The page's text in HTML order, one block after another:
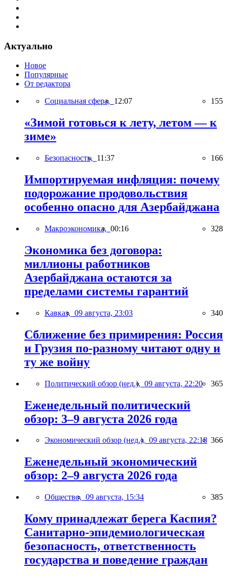
Актуально
Новое
Популярные
От редактора
Социальная сфера, 12:07 155
«Зимой готовься к лету, летом — к
зиме»
Безопасность, 11:37 166
Импортируемая инфляция: почему
подорожание продовольствия
особенно опасно для Азербайджана
Макроэкономика, 00:16 328
Экономика без договора:
миллионы работников
Азербайджана остаются за
пределами системы гарантий
Кавказ, 09 августа, 23:03 340
Сближение без примирения: Россия
и Грузия по-разному читают одну и
ту же войну
Политический обзор (нед.), 09 августа, 22:20 365
Еженедельный политический
обзор: 3–9 августа 2026 года
Экономический обзор (нед.), 09 августа, 22:18 366
Еженедельный экономический
обзор: 2–9 августа 2026 года
Общество, 09 августа, 15:34 385
Кому принадлежат берега Каспия?
Санитарно-эпидемиологическая
безопасность, ответственность
государства и поведение граждан